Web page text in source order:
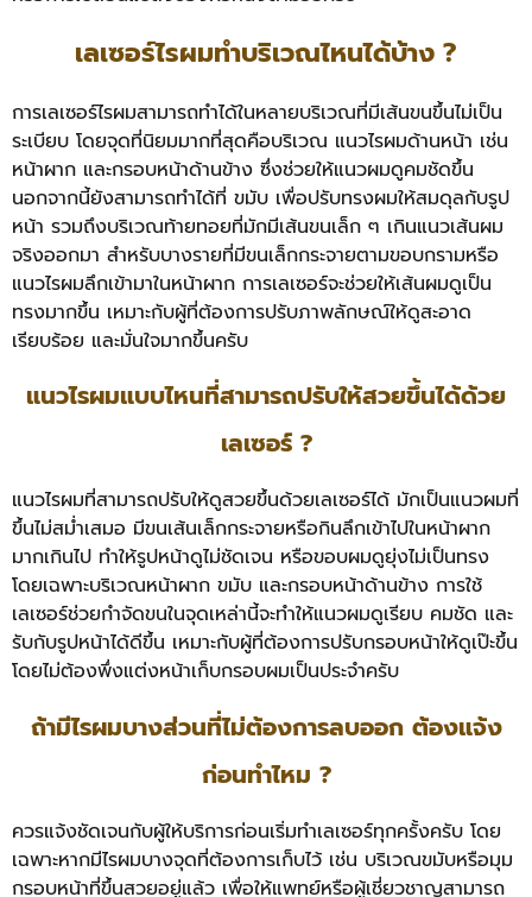
เลเซอร์ไรผมทำบริเวณไหนได้บ้าง ?
การเลเซอร์ไรผมสามารถทำได้ในหลายบริเวณที่มีเส้นขนขึ้นไม่เป็น
ระเบียบ โดยจุดที่นิยมมากที่สุดคือบริเวณ แนวไรผมด้านหน้า เช่น
หน้าผาก และกรอบหน้าด้านข้าง ซึ่งช่วยให้แนวผมดูคมชัดขึ้น
นอกจากนี้ยังสามารถทำได้ที่ ขมับ เพื่อปรับทรงผมให้สมดุลกับรูป
หน้า รวมถึงบริเวณท้ายทอยที่มักมีเส้นขนเล็ก ๆ เกินแนวเส้นผม
จริงออกมา สำหรับบางรายที่มีขนเล็กกระจายตามขอบกรามหรือ
แนวไรผมลึกเข้ามาในหน้าผาก การเลเซอร์จะช่วยให้เส้นผมดูเป็น
ทรงมากขึ้น เหมาะกับผู้ที่ต้องการปรับภาพลักษณ์ให้ดูสะอาด
เรียบร้อย และมั่นใจมากขึ้นครับ
แนวไรผมแบบไหนที่สามารถปรับให้สวยขึ้นได้ด้วย
เลเซอร์ ?
แนวไรผมที่สามารถปรับให้ดูสวยขึ้นด้วยเลเซอร์ได้ มักเป็นแนวผมที่
ขึ้นไม่สม่ำเสมอ มีขนเส้นเล็กกระจายหรือกินลึกเข้าไปในหน้าผาก
มากเกินไป ทำให้รูปหน้าดูไม่ชัดเจน หรือขอบผมดูยุ่งไม่เป็นทรง
โดยเฉพาะบริเวณหน้าผาก ขมับ และกรอบหน้าด้านข้าง การใช้
เลเซอร์ช่วยกำจัดขนในจุดเหล่านี้จะทำให้แนวผมดูเรียบ คมชัด และ
รับกับรูปหน้าได้ดีขึ้น เหมาะกับผู้ที่ต้องการปรับกรอบหน้าให้ดูเป๊ะขึ้น
โดยไม่ต้องพึ่งแต่งหน้าเก็บกรอบผมเป็นประจำครับ
ถ้ามีไรผมบางส่วนที่ไม่ต้องการลบออก ต้องแจ้ง
ก่อนทำไหม ?
ควรแจ้งชัดเจนกับผู้ให้บริการก่อนเริ่มทำเลเซอร์ทุกครั้งครับ โดย
เฉพาะหากมีไรผมบางจุดที่ต้องการเก็บไว้ เช่น บริเวณขมับหรือมุม
กรอบหน้าที่ขึ้นสวยอยู่แล้ว เพื่อให้แพทย์หรือผู้เชี่ยวชาญสามารถ